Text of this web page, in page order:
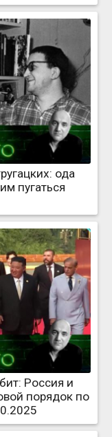
ода
пугаться
Россия и
порядок по